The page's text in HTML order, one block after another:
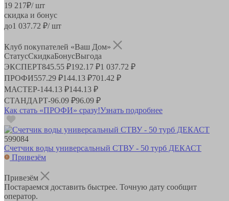
19 217₽/ шт
скидка и бонус
до1 037.72 ₽/ шт
Клуб покупателей «Ваш Дом»
СтатусСкидкаБонусВыгода
ЭКСПЕРТ845.55 ₽192.17 ₽1 037.72 ₽
ПРОФИ557.29 ₽144.13 ₽701.42 ₽
МАСТЕР-144.13 ₽144.13 ₽
СТАНДАРТ-96.09 ₽96.09 ₽
Как стать «ПРОФИ» сразу!Узнать подробнее
599084
Счетчик воды универсальный СТВУ - 50 турб ДЕКАСТ
Привезём
Привезём
Постараемся доставить быстрее. Точную дату сообщит
оператор.